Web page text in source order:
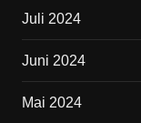
Juli 2024
Juni 2024
Mai 2024